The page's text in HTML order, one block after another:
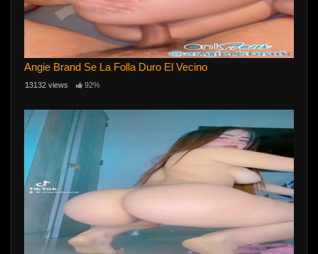
Angie Brand Se La Folla Duro El Vecino
13132 views 92%